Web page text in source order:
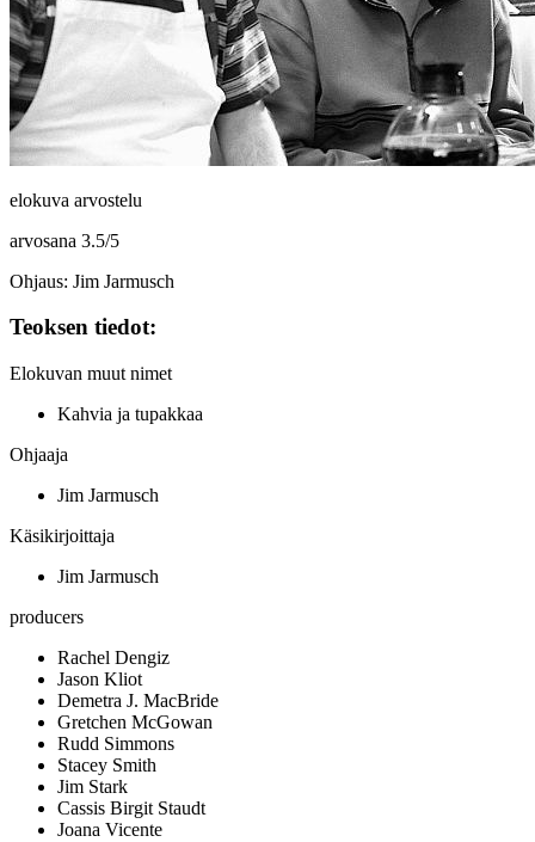
elokuva arvostelu
arvosana 3.5/5
Ohjaus: Jim Jarmusch
Teoksen tiedot:
Elokuvan muut nimet
Kahvia ja tupakkaa
Ohjaaja
Jim Jarmusch
Käsikirjoittaja
Jim Jarmusch
producers
Rachel Dengiz
Jason Kliot
Demetra J. MacBride
Gretchen McGowan
Rudd Simmons
Stacey Smith
Jim Stark
Cassis Birgit Staudt
Joana Vicente